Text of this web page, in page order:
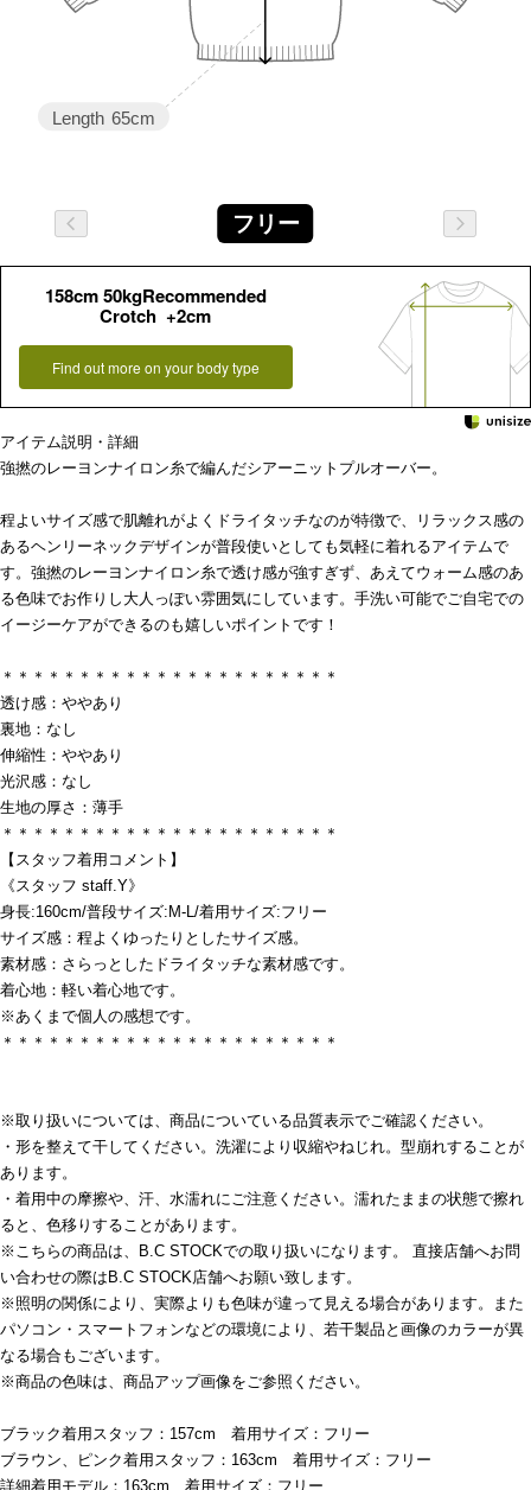
Length 65cm
フリー
158cm 50kgRecommended
Crotch +2cm
Find out more on your body type
アイテム説明・詳細
強撚のレーヨンナイロン糸で編んだシアーニットプルオーバー。
程よいサイズ感で肌離れがよくドライタッチなのが特徴で、リラックス感の
あるヘンリーネックデザインが普段使いとしても気軽に着れるアイテムで
す。強撚のレーヨンナイロン糸で透け感が強すぎず、あえてウォーム感のあ
る色味でお作りし大人っぽい雰囲気にしています。手洗い可能でご自宅での
イージーケアができるのも嬉しいポイントです！
＊＊＊＊＊＊＊＊＊＊＊＊＊＊＊＊＊＊＊＊＊＊
透け感：ややあり
裏地：なし
伸縮性：ややあり
光沢感：なし
生地の厚さ：薄手
＊＊＊＊＊＊＊＊＊＊＊＊＊＊＊＊＊＊＊＊＊＊
【スタッフ着用コメント】
《スタッフ staff.Y》
身長:160cm/普段サイズ:M-L/着用サイズ:フリー
サイズ感：程よくゆったりとしたサイズ感。
素材感：さらっとしたドライタッチな素材感です。
着心地：軽い着心地です。
※あくまで個人の感想です。
＊＊＊＊＊＊＊＊＊＊＊＊＊＊＊＊＊＊＊＊＊＊
※取り扱いについては、商品についている品質表示でご確認ください。
・形を整えて干してください。洗濯により収縮やねじれ。型崩れすることが
あります。
・着用中の摩擦や、汗、水濡れにご注意ください。濡れたままの状態で擦れ
ると、色移りすることがあります。
※こちらの商品は、B.C STOCKでの取り扱いになります。 直接店舗へお問
い合わせの際はB.C STOCK店舗へお願い致します。
※照明の関係により、実際よりも色味が違って見える場合があります。また
パソコン・スマートフォンなどの環境により、若干製品と画像のカラーが異
なる場合もございます。
※商品の色味は、商品アップ画像をご参照ください。
ブラック着用スタッフ：157cm 着用サイズ：フリー
ブラウン、ピンク着用スタッフ：163cm 着用サイズ：フリー
詳細着用モデル：163cm 着用サイズ：フリー